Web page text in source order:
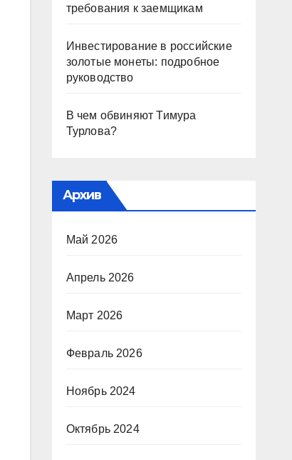
требования к заемщикам
Инвестирование в российские
золотые монеты: подробное
руководство
В чем обвиняют Тимура
Турлова?
Архив
Май 2026
Апрель 2026
Март 2026
Февраль 2026
Ноябрь 2024
Октябрь 2024